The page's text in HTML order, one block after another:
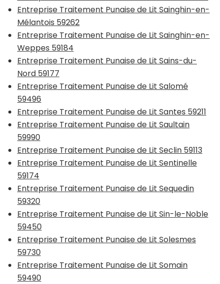
Entreprise Traitement Punaise de Lit Sainghin-en-
Mélantois 59262
Entreprise Traitement Punaise de Lit Sainghin-en-
Weppes 59184
Entreprise Traitement Punaise de Lit Sains-du-
Nord 59177
Entreprise Traitement Punaise de Lit Salomé
59496
Entreprise Traitement Punaise de Lit Santes 59211
Entreprise Traitement Punaise de Lit Saultain
59990
Entreprise Traitement Punaise de Lit Seclin 59113
Entreprise Traitement Punaise de Lit Sentinelle
59174
Entreprise Traitement Punaise de Lit Sequedin
59320
Entreprise Traitement Punaise de Lit Sin-le-Noble
59450
Entreprise Traitement Punaise de Lit Solesmes
59730
Entreprise Traitement Punaise de Lit Somain
59490